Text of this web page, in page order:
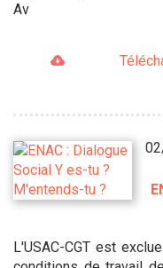
Av
L'USAC-CGT est